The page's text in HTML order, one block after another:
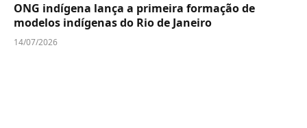
ONG indígena lança a primeira formação de
modelos indígenas do Rio de Janeiro
14/07/2026